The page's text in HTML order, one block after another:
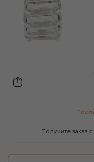
Получите заказ